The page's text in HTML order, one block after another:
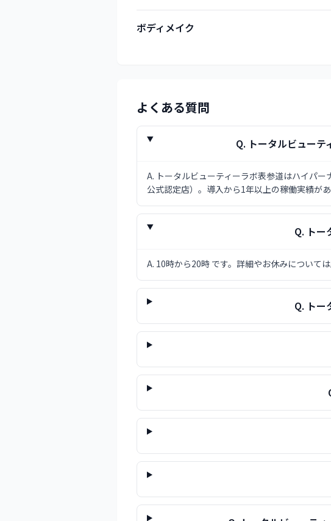
ボディメイク
よくある質問
Q. トータルビュー
A. トータルビューティーラボ表参道はハイパ
公式認定店）。導入から1年以上の稼働実績が
Q. トー
A. 10時から20時 です。詳細やお休みについて
Q. トー